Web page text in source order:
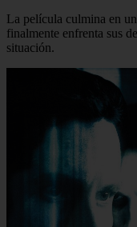
La película culmina en
finalmente enfrenta sus
situación.